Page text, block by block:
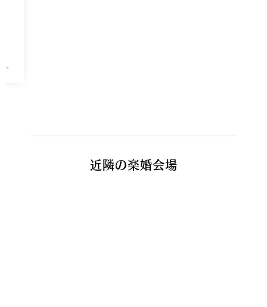
近隣の楽婚会場